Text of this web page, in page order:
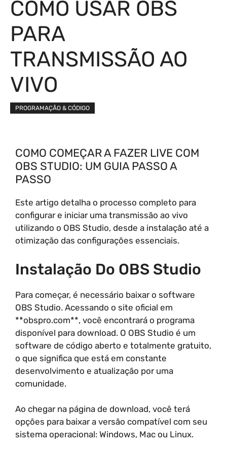
COMO USAR OBS
PARA
TRANSMISSÃO AO
VIVO
PROGRAMAÇÃO & CÓDIGO
COMO COMEÇAR A FAZER LIVE COM
OBS STUDIO: UM GUIA PASSO A
PASSO
Este artigo detalha o processo completo para
configurar e iniciar uma transmissão ao vivo
utilizando o OBS Studio, desde a instalação até a
otimização das configurações essenciais.
Instalação Do OBS Studio
Para começar, é necessário baixar o software
OBS Studio. Acessando o site oficial em
**obspro.com**, você encontrará o programa
disponível para download. O OBS Studio é um
software de código aberto e totalmente gratuito,
o que significa que está em constante
desenvolvimento e atualização por uma
comunidade.
Ao chegar na página de download, você terá
opções para baixar a versão compatível com seu
sistema operacional: Windows, Mac ou Linux.